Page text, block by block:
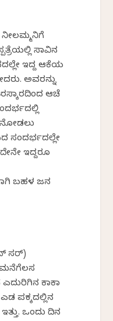
ಸಾವಿನ
ಇದ್ದ ಆಕೆಯ
ಅವರನ್ನು
ಆಚೆ
ಸಂದರ್ಭದಲ್ಲೇ
ಇದ್ದರೂ
ಬಹಳ ಜನ
ಸರ್)
ಕಾಕಾ
ಪಕ್ಕದಲ್ಲಿನ
ಒಂದು ದಿನ